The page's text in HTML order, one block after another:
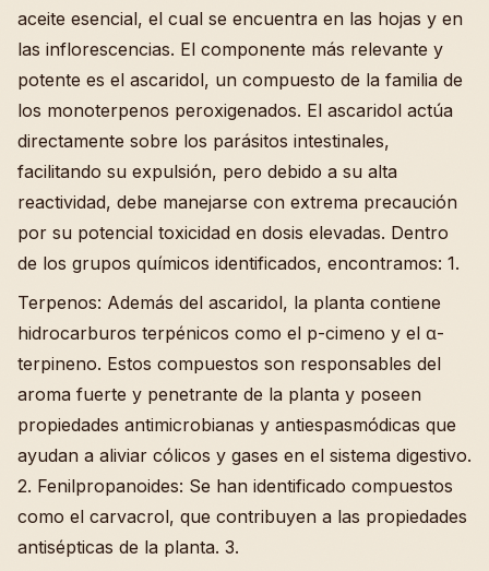
aceite esencial, el cual se encuentra en las hojas y en
las inflorescencias. El componente más relevante y
potente es el ascaridol, un compuesto de la familia de
los monoterpenos peroxigenados. El ascaridol actúa
directamente sobre los parásitos intestinales,
facilitando su expulsión, pero debido a su alta
reactividad, debe manejarse con extrema precaución
por su potencial toxicidad en dosis elevadas. Dentro
de los grupos químicos identificados, encontramos: 1.
Terpenos: Además del ascaridol, la planta contiene
hidrocarburos terpénicos como el p-cimeno y el α-
terpineno. Estos compuestos son responsables del
aroma fuerte y penetrante de la planta y poseen
propiedades antimicrobianas y antiespasmódicas que
ayudan a aliviar cólicos y gases en el sistema digestivo.
2. Fenilpropanoides: Se han identificado compuestos
como el carvacrol, que contribuyen a las propiedades
antisépticas de la planta. 3.